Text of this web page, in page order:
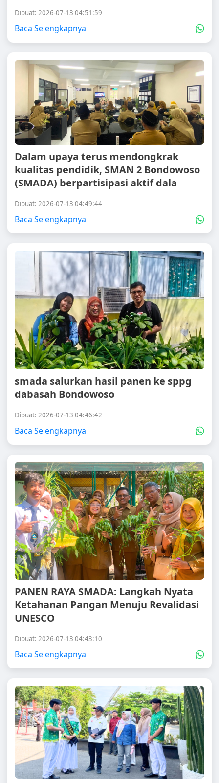
Dibuat: 2026-07-13 04:51:59
Baca Selengkapnya
Dalam upaya terus mendongkrak
kualitas pendidik, SMAN 2 Bondowoso
(SMADA) berpartisipasi aktif dala
Dibuat: 2026-07-13 04:49:44
Baca Selengkapnya
smada salurkan hasil panen ke sppg
dabasah Bondowoso
Dibuat: 2026-07-13 04:46:42
Baca Selengkapnya
PANEN RAYA SMADA: Langkah Nyata
Ketahanan Pangan Menuju Revalidasi
UNESCO
Dibuat: 2026-07-13 04:43:10
Baca Selengkapnya